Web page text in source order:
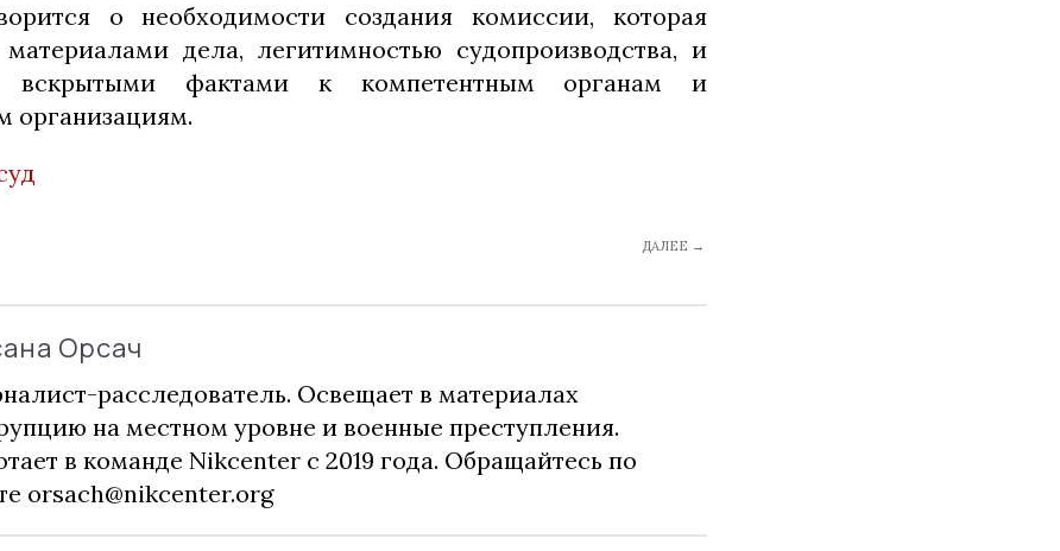
о необходимости создания комиссии, которая
дела, легитимностью судопроизводства, и
вскрытыми фактами к компетентным органам и
организациям.
ДАЛЕЕ →
Орсач
расследователь. Освещает в материалах
на местном уровне и военные преступления.
в команде Nikcenter с 2019 года. Обращайтесь по
orsach@nikcenter.org